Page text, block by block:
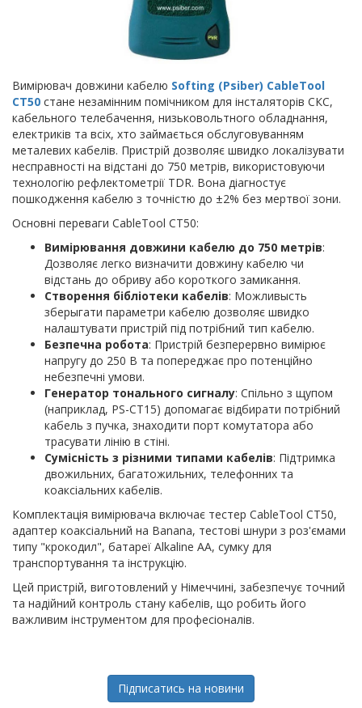
Вимірювач довжини кабелю Softing (Psiber) CableTool
CT50 стане незамінним помічником для інсталяторів СКС,
кабельного телебачення, низьковольтного обладнання,
електриків та всіх, хто займається обслуговуванням
металевих кабелів. Пристрій дозволяє швидко локалізувати
несправності на відстані до 750 метрів, використовуючи
технологію рефлектометрії TDR. Вона діагностує
пошкодження кабелю з точністю до ±2% без мертвої зони.
Основні переваги CableTool CT50:
Вимірювання довжини кабелю до 750 метрів:
Дозволяє легко визначити довжину кабелю чи
відстань до обриву або короткого замикання.
Створення бібліотеки кабелів: Можливысть
зберыгати параметри кабелю дозволяє швидко
налаштувати пристрій під потрібний тип кабелю.
Безпечна робота: Пристрій безперервно вимірює
напругу до 250 В та попереджає про потенційно
небезпечні умови.
Генератор тонального сигналу: Спільно з щупом
(наприклад, PS-CT15) допомагає відбирати потрібний
кабель з пучка, знаходити порт комутатора або
трасувати лінію в стіні.
Сумісність з різними типами кабелів: Підтримка
двожильних, багатожильних, телефонних та
коаксіальних кабелів.
Комплектація вимірювача включає тестер CableTool CT50,
адаптер коаксіальний на Banana, тестові шнури з роз'ємами
типу "крокодил", батареї Alkaline AA, сумку для
транспортування та інструкцію.
Цей пристрій, виготовлений у Німеччині, забезпечує точний
та надійний контроль стану кабелів, що робить його
важливим інструментом для професіоналів.
Підписатись на новини